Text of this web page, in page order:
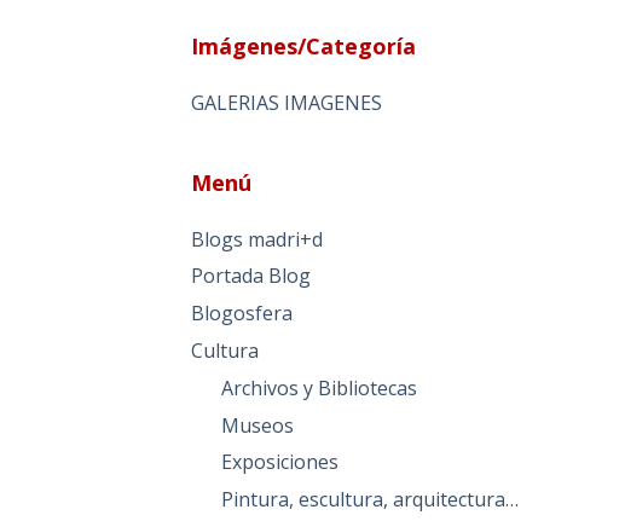
Imágenes/Categoría
GALERIAS IMAGENES
Menú
Blogs madri+d
Portada Blog
Blogosfera
Cultura
Archivos y Bibliotecas
Museos
Exposiciones
Pintura, escultura, arquitectura…